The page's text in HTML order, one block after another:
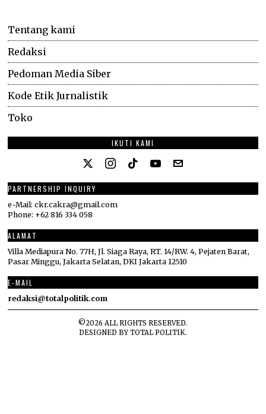
Tentang kami
Redaksi
Pedoman Media Siber
Kode Etik Jurnalistik
Toko
IKUTI KAMI
PARTNERSHIP INQUIRY
e-Mail: ckr.cakra@gmail.com
Phone: +62 816 334 058
ALAMAT
Villa Mediapura No. 77H, Jl. Siaga Raya, RT. 14/RW. 4, Pejaten Barat,
Pasar Minggu, Jakarta Selatan, DKI Jakarta 12510
E-MAIL
redaksi@totalpolitik.com
©2026 ALL RIGHTS RESERVED.
DESIGNED BYTOTAL POLITIK.